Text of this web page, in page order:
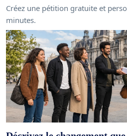
Créez une pétition gratuite et
minutes.